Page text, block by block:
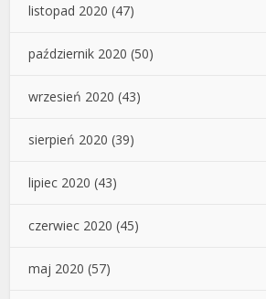
listopad 2020 (47)
październik 2020 (50)
wrzesień 2020 (43)
sierpień 2020 (39)
lipiec 2020 (43)
czerwiec 2020 (45)
maj 2020 (57)